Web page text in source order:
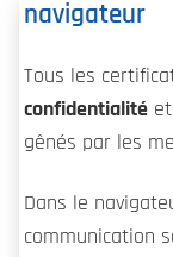
navigateur
Tous les
confidentialité
gênés par les
Dans le
communication